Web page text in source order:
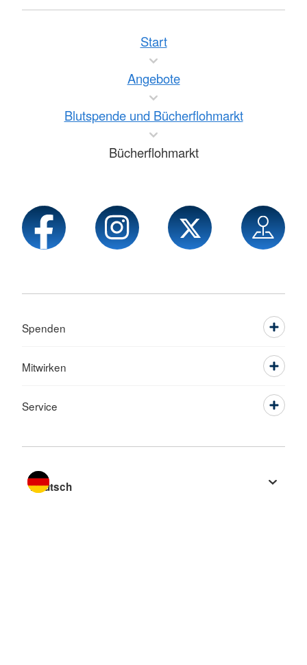
Start
Angebote
Blutspende und Bücherflohmarkt
Bücherflohmarkt
Spenden
Mitwirken
Service
Sprache wechseln zu